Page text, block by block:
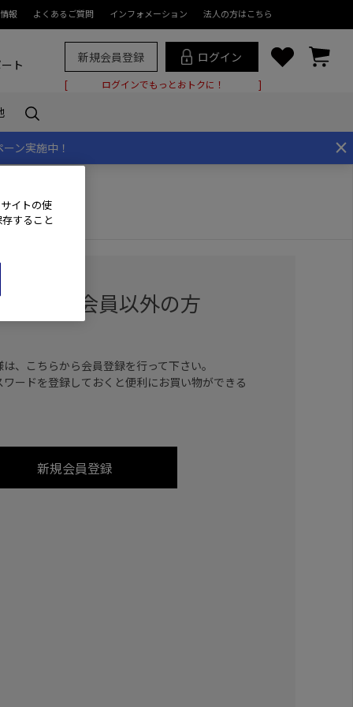
報 よくあるご質問 インフォメーション 法人の方はこちら
ト 新規会員登録 ログイン
ログインでもっとおトクに！
×
ン実施中！
の方・会員以外の方
、こちらから会員登録を行って下さい。
ードを登録しておくと便利にお買い物ができる
イトの使
すること